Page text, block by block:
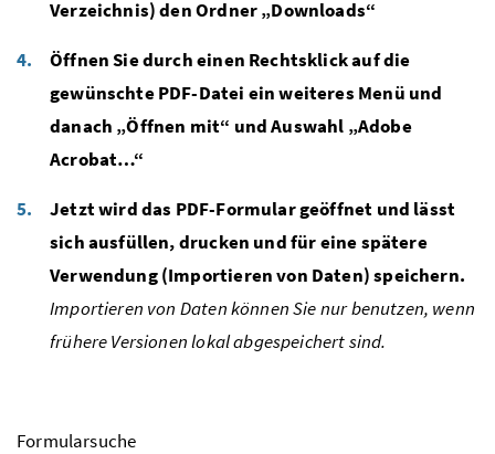
Verzeichnis) den Ordner „Downloads“
Öffnen Sie durch einen Rechtsklick auf die
gewünschte PDF-Datei ein weiteres Menü und
danach „Öffnen mit“ und Auswahl „Adobe
Acrobat…“
Jetzt wird das PDF-Formular geöffnet und lässt
sich ausfüllen, drucken und für eine spätere
Verwendung (Importieren von Daten) speichern.
Importieren von Daten können Sie nur benutzen, wenn
frühere Versionen lokal abgespeichert sind.
Formularsuche